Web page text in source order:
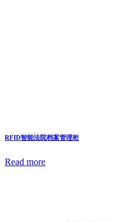
RFID智能法院档案管理柜
Read more